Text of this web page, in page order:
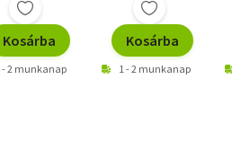
Kosárba
- 2 munkanap
Kosárba
1 - 2 munkanap